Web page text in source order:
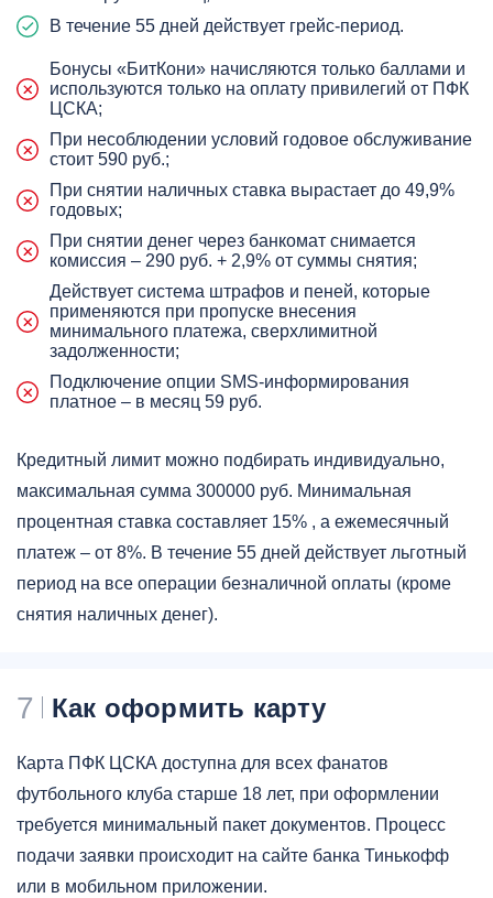
В течение 55 дней действует грейс-период.
Бонусы «БитКони» начисляются только баллами и
используются только на оплату привилегий от ПФК
ЦСКА;
При несоблюдении условий годовое обслуживание
стоит 590 руб.;
При снятии наличных ставка вырастает до 49,9%
годовых;
При снятии денег через банкомат снимается
комиссия – 290 руб. + 2,9% от суммы снятия;
Действует система штрафов и пеней, которые
применяются при пропуске внесения
минимального платежа, сверхлимитной
задолженности;
Подключение опции SMS-информирования
платное – в месяц 59 руб.
Кредитный лимит можно подбирать индивидуально,
максимальная сумма 300000 руб. Минимальная
процентная ставка составляет 15% , а ежемесячный
платеж – от 8%. В течение 55 дней действует льготный
период на все операции безналичной оплаты (кроме
снятия наличных денег).
7 Как оформить карту
Карта ПФК ЦСКА доступна для всех фанатов
футбольного клуба старше 18 лет, при оформлении
требуется минимальный пакет документов. Процесс
подачи заявки происходит на сайте банка Тинькофф
или в мобильном приложении.